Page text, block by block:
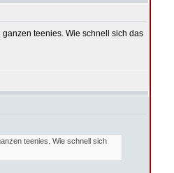
teenies. Wie schnell sich das
teenies. Wie schnell sich